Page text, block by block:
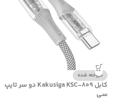
فروخته شده
کابل Kakusiga KSC-809 دو سر تایپ
سی